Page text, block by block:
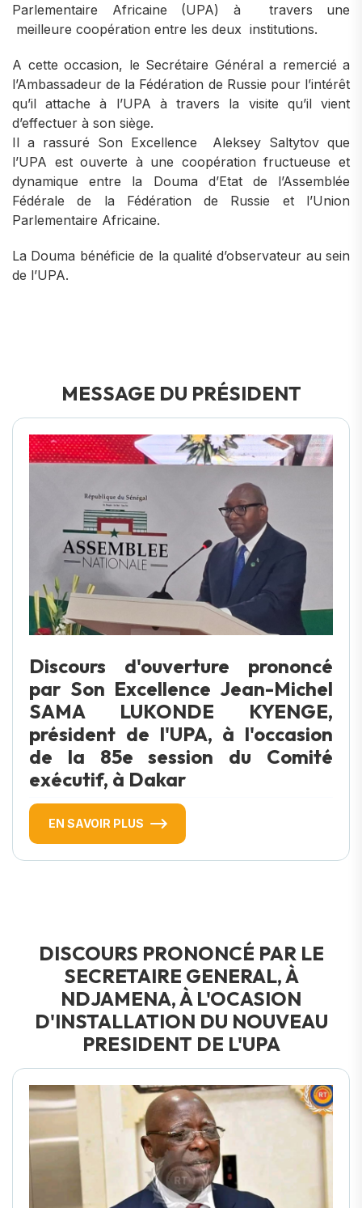
Parlementaire Africaine (UPA) à travers une
meilleure coopération entre les deux institutions.
A cette occasion, le Secrétaire Général a remercié a
l’Ambassadeur de la Fédération de Russie pour l’intérêt
qu’il attache à l’UPA à travers la visite qu’il vient
d’effectuer à son siège.
Il a rassuré Son Excellence Aleksey Saltytov que
l’UPA est ouverte à une coopération fructueuse et
dynamique entre la Douma d’Etat de l’Assemblée
Fédérale de la Fédération de Russie et l’Union
Parlementaire Africaine.
La Douma bénéficie de la qualité d’observateur au sein
de l’UPA.
MESSAGE DU PRÉSIDENT
Discours d'ouverture prononcé
par Son Excellence Jean-Michel
SAMA LUKONDE KYENGE,
président de l'UPA, à l'occasion
de la 85e session du Comité
exécutif, à Dakar
EN SAVOIR PLUS
DISCOURS PRONONCÉ PAR LE
SECRETAIRE GENERAL, À
NDJAMENA, À L'OCASION
D'INSTALLATION DU NOUVEAU
PRESIDENT DE L'UPA